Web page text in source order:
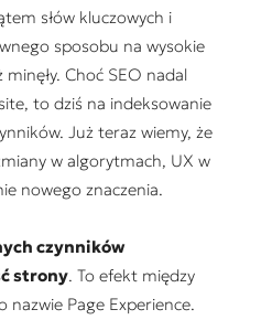
słów kluczowych i
sposobu na wysokie
Choć SEO nadal
to dziś na indeksowanie
Już teraz wiemy, że
w algorytmach, UX w
nowego znaczenia.
czynników
strony. To efekt między
nazwie Page Experience.